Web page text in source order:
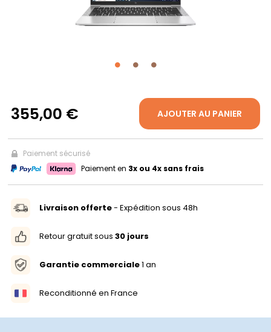
355,00 € AJOUTER AU PANIER
Paiement sécurisé
Paiement en 3x ou 4x sans frais
Livraison offerte- Expédition sous 48h
Retour gratuit sous 30 jours
Garantie commerciale1 an
Reconditionné en France
FR